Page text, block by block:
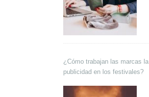
¿Cómo trabajan las marcas la
publicidad en los festivales?